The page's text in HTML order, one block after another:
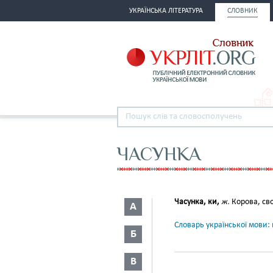
УКРАЇНСЬКА ЛІТЕРАТУРА СЛОВНИК
ЧАСУНКА
А
Б
В
Часунка, ки, ж. Корова,
Словарь української